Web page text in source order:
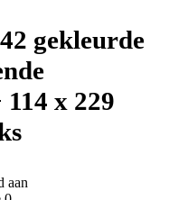
gekleurde
x 229
aan